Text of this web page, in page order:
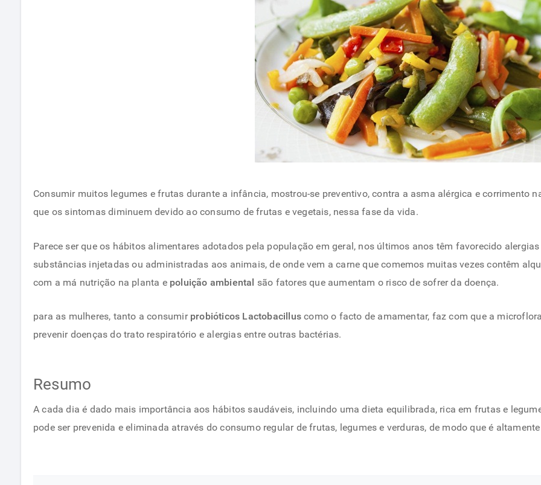
Consumir muitos legumes e frutas durante a infância, mostrou-se preventivo, contra a asma alérgica e corrimento
que os sintomas diminuem devido ao consumo de frutas e vegetais, nessa fase da vida.
Parece ser que os hábitos alimentares adotados pela população em geral, nos últimos anos têm favorecido alergias
substâncias injetadas ou administradas aos animais, de onde vem a carne que comemos muitas vezes contêm
com a má nutrição na planta e poluição ambiental são fatores que aumentam o risco de sofrer da doença.
para as mulheres, tanto a consumir probióticos Lactobacillus como o facto de amamentar, faz com que a
prevenir doenças do trato respiratório e alergias entre outras bactérias.
Resumo
A cada dia é dado mais importância aos hábitos saudáveis, incluindo uma dieta equilibrada, rica em frutas e
pode ser prevenida e eliminada através do consumo regular de frutas, legumes e verduras, de modo que é